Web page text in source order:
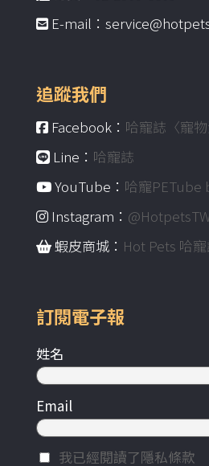
E-mail：
追蹤我們
Facebook： 哈寵誌〈寵物
Line： 哈寵誌
YouTube： 哈寵PETube
Instagram：
蝦皮商城： Hot Pets 哈
訂閱電子報
姓名
Email
我已經閱讀了隱私條款